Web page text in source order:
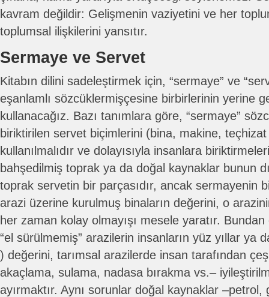
kavram değildir: Gelişmenin vaziyetini ve her
toplumsal ilişkilerini yansıtır.
Sermaye ve Servet
Kitabın dilini sadeleştirmek için, “sermaye” ve
eşanlamlı sözcüklermişçesine birbirlerinin yerine
kullanacağız. Bazı tanımlara göre, “sermaye”
biriktirilen servet biçimlerini (bina, makine,
kullanılmalıdır ve dolayısıyla insanlara
bahşedilmiş toprak ya da doğal kaynaklar bunun
toprak servetin bir parçasıdır, ancak sermayenin
arazi üzerine kurulmuş binaların değerini, o
her zaman kolay olmayışı mesele yaratır.
“el sürülmemiş” arazilerin insanların yüz yıllar ya
) değerini, tarımsal arazilerde insan tarafından
akaçlama, sulama, nadasa bırakma vs.–
ayırmaktır. Aynı sorunlar doğal kaynaklar –petrol,